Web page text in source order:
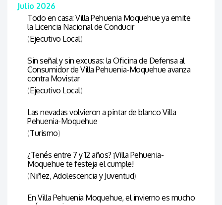
Julio 2026
Todo en casa: Villa Pehuenia Moquehue ya emite
la Licencia Nacional de Conducir
(Ejecutivo Local)
Sin señal y sin excusas: la Oficina de Defensa al
Consumidor de Villa Pehuenia-Moquehue avanza
contra Movistar
(Ejecutivo Local)
Las nevadas volvieron a pintar de blanco Villa
Pehuenia-Moquehue
(Turismo)
¿Tenés entre 7 y 12 años? ¡Villa Pehuenia-
Moquehue te festeja el cumple!
(Niñez, Adolescencia y Juventud)
En Villa Pehuenia Moquehue, el invierno es mucho